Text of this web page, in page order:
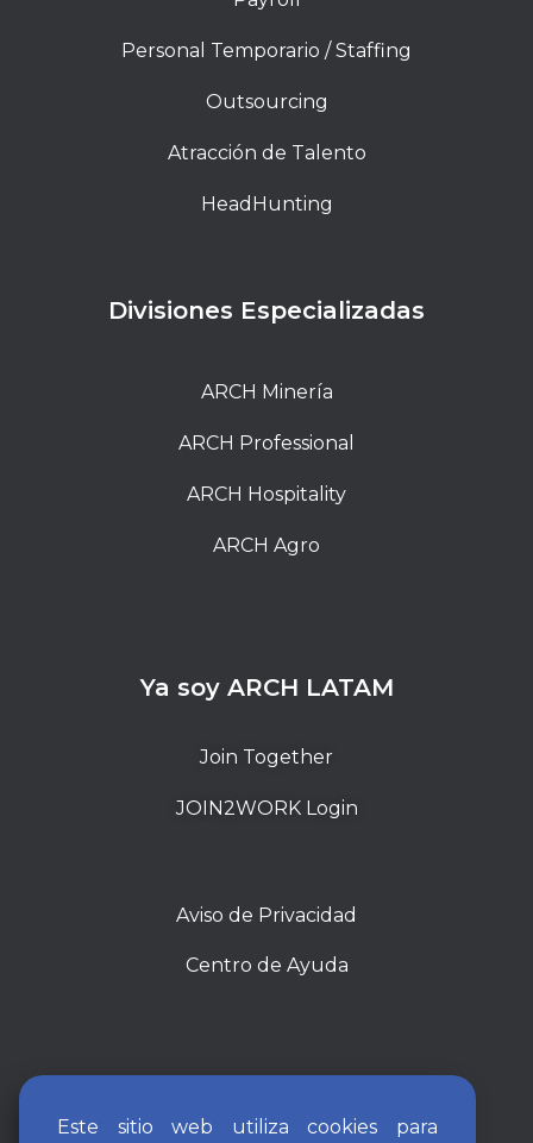
Personal Temporario / Staffing
Outsourcing
Atracción de Talento
HeadHunting
Divisiones Especializadas
ARCH Minería
ARCH Professional
ARCH Hospitality
ARCH Agro
Ya soy ARCH LATAM
Join Together
JOIN2WORK Login
Aviso de Privacidad
Centro de Ayuda
Este sitio web utiliza cookies para